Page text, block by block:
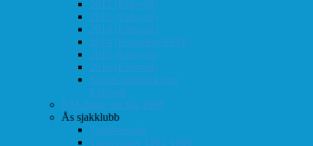
2012 (Eidsvoll)
2013 (Eidsvoll)
2014 (Eidsvoll)
2014 (Rokaden/NSSF)
2015 (Eidsvoll)
2016 (Eidsvoll)
Kamp-statistikk mot
Eidsvoll
NM-finale for lag 1998
Ås sjakklubb
Totaloversikt
Turneringer 1981-1986